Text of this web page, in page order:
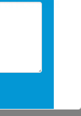
HỌC SINH.